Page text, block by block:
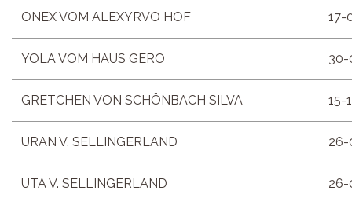
ONEX VOM ALEXYRVO HOF 17-
YOLA VOM HAUS GERO 30-
GRETCHEN VON SCHÖNBACH SILVA 15-
URAN V. SELLINGERLAND 26-
UTA V. SELLINGERLAND 26-